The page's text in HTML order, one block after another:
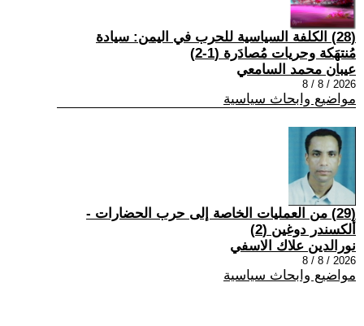
(28) الكلفة السياسية للحرب في اليمن: سيادة
مُنتهَكة وحريات مُصادَرة (1-2)
عيبان محمد السامعي
2026 / 8 / 8
مواضيع وابحاث سياسية
(29) من العمليات الخاصة إلى حرب الحضارات -
ألكسندر دوغين (2)
نورالدين علاك الاسفي
2026 / 8 / 8
مواضيع وابحاث سياسية